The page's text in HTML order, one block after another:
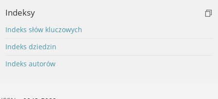
Indeksy
Indeks słów kluczowych
Indeks dziedzin
Indeks autorów